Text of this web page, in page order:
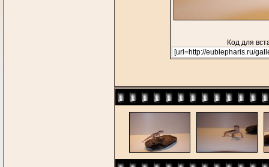
Код для